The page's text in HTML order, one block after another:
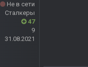
Не в сети
Сталкеры
47
9
31.08.2021